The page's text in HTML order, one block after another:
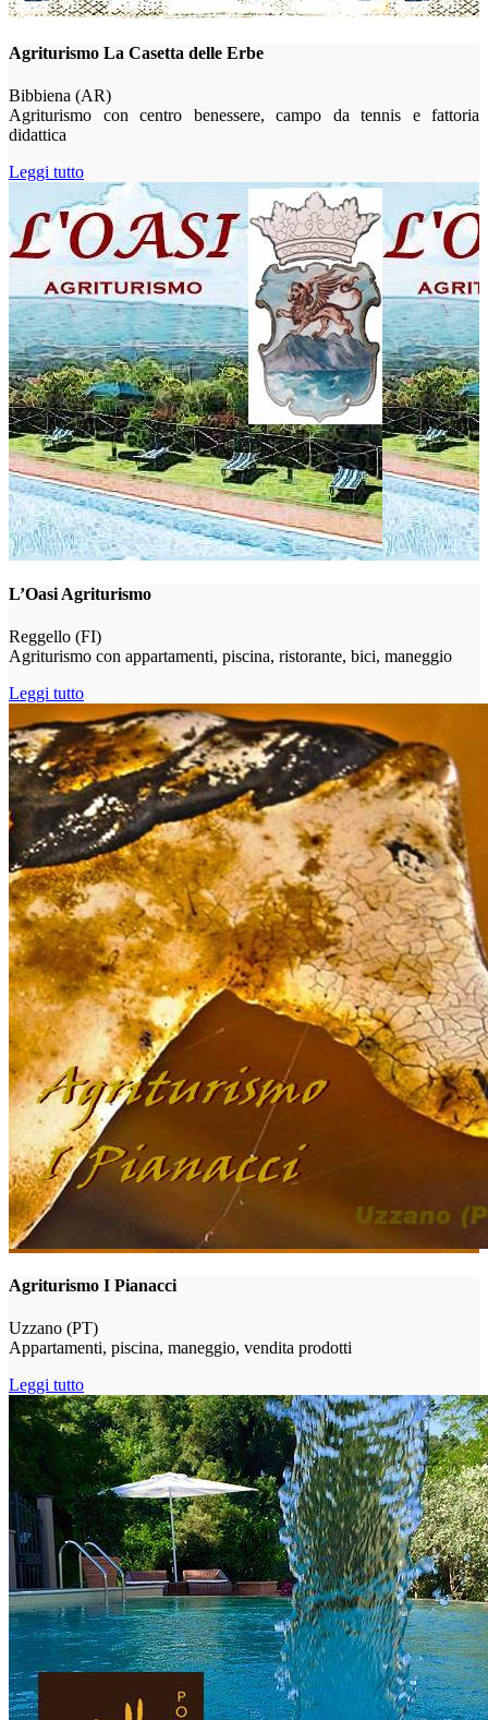
Agriturismo La Casetta delle Erbe
Bibbiena (AR)
Agriturismo con centro benessere, campo da tennis e fattoria
didattica
Leggi tutto
L’Oasi Agriturismo
Reggello (FI)
Agriturismo con appartamenti, piscina, ristorante, bici, maneggio
Leggi tutto
Agriturismo I Pianacci
Uzzano (PT)
Appartamenti, piscina, maneggio, vendita prodotti
Leggi tutto